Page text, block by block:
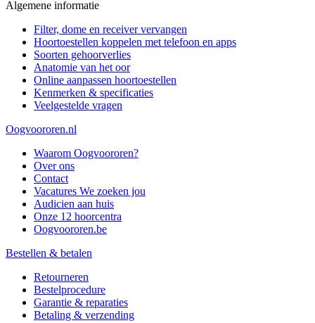
Algemene informatie
Filter, dome en receiver vervangen
Hoortoestellen koppelen met telefoon en apps
Soorten gehoorverlies
Anatomie van het oor
Online aanpassen hoortoestellen
Kenmerken & specificaties
Veelgestelde vragen
Oogvoororen.nl
Waarom Oogvoororen?
Over ons
Contact
Vacatures We zoeken jou
Audicien aan huis
Onze 12 hoorcentra
Oogvoororen.be
Bestellen & betalen
Retourneren
Bestelprocedure
Garantie & reparaties
Betaling & verzending